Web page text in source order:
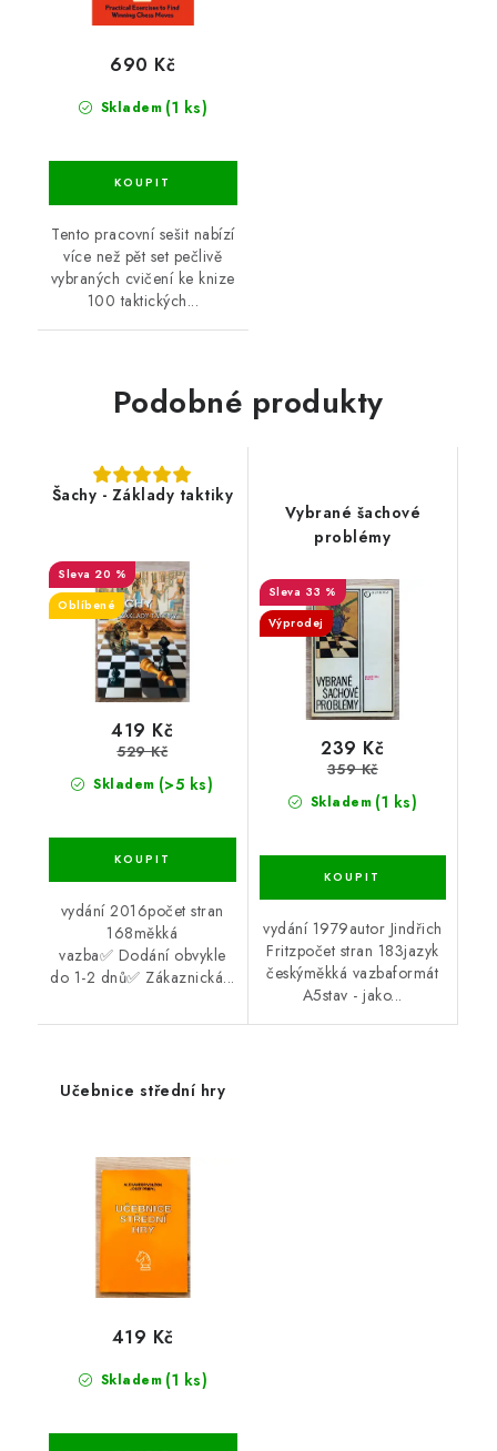
Skladem (1 ks)
690 Kč
Tento pracovní sešit nabízí
více než pět set pečlivě
vybraných cvičení ke knize
100 taktických...
Podobné produkty
Šachy - Základy taktiky
20 %
Oblíbené
Skladem (>5 ks)
419 Kč
529 Kč
vydání 2016počet stran
168měkká
vazba✅ Dodání obvykle
do 1-2 dnů✅ Zákaznická...
Vybrané šachové
problémy
33 %
Výprodej
Skladem (1 ks)
239 Kč
359 Kč
vydání 1979autor Jindřich
Fritzpočet stran 183jazyk
českýměkká vazbaformát
A5stav - jako...
Učebnice střední hry
Skladem (1 ks)
419 Kč